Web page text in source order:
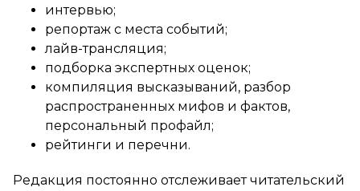
интервью;
репортаж с места событий;
лайв-трансляция;
подборка экспертных оценок;
компиляция высказываний, разбор
распространенных мифов и фактов,
персональный профайл;
рейтинги и перечни.
Редакция постоянно отслеживает читательский